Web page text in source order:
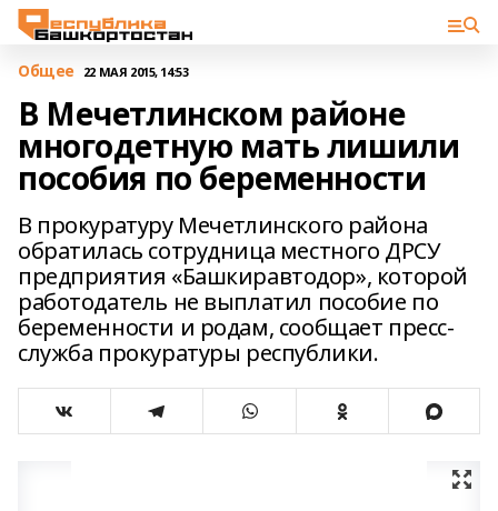
Общее 22 МАЯ 2015, 14:53
В Мечетлинском районе
многодетную мать лишили
пособия по беременности
В прокуратуру Мечетлинского района
обратилась сотрудница местного ДРСУ
предприятия «Башкиравтодор», которой
работодатель не выплатил пособие по
беременности и родам, сообщает пресс-
служба прокуратуры республики.